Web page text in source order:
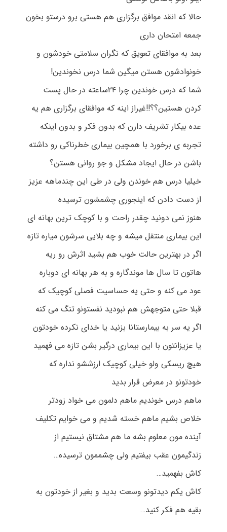
حالا که انقد موافق برگزاری هم هستی برو درستو بخون
جمعه امتحان داری
بعد به موافقای تعویق که نگران سلامتی خودشون و
خونوادشون هستن میگین شما درس نخوندین!
شما که درس خوندین چرا ۲۴ساعته در حال پست
کردن هستین؟؟!!غیراز اینه که موافقای برگزاری هم یه
عده بیکار تشریف دارن که بدون فکر و بدون اینکه
تجربه ی برخورد با همچین بیماری خطرناکی رو داشته
باشن در حال ایجاد مشکل و جو روانی هستن؟
خیلیا درس هم خوندن ولی در طی این چندماهه عزیز
از دست دادن که اینجوری چشمشون ترسیده
هنوز نمی دونید چقدر راحت و با کوچک ترین بهانه ای
این بیماری منتقل میشه و چه بلایی سرشون میاره تازه
اگر در بهترین حالت خوب هم بشید اثرش رو ریه
هاتون تا سال ها موندگاره و به هر بهانه ای دوباره
عود می کنه و حتی یه حساسیت فصلی کوچیک که
قبلا حتی متوجهش هم نبودید نفستونو تنگ می کنه
اگر یه سر به بیمارستانا بزنید یا خدای نکرده خودتون
یا عزیزانتون با این بیماری درگیر بشن تازه می فهمید
هیچ ریسکی ولو خیلی کوچیک ارزششو نداره که
خودتونو در معرض قرار بدید
ماهم درس خوندیم ماهم دلمون می خواد زودتر
خلاص بشیم ماهم خسته شدیم و می خوایم تکلیف
آینده مون معلوم بشه ما هم مشتاق نیستیم از
زندگیمون عقب بیفتیم ولی چشممون ترسیده…
کاش بفهمید…
کاش یکم دیدتونو وسعت بدید و بغیر از خودتون به
بقیه هم فکر کنید…